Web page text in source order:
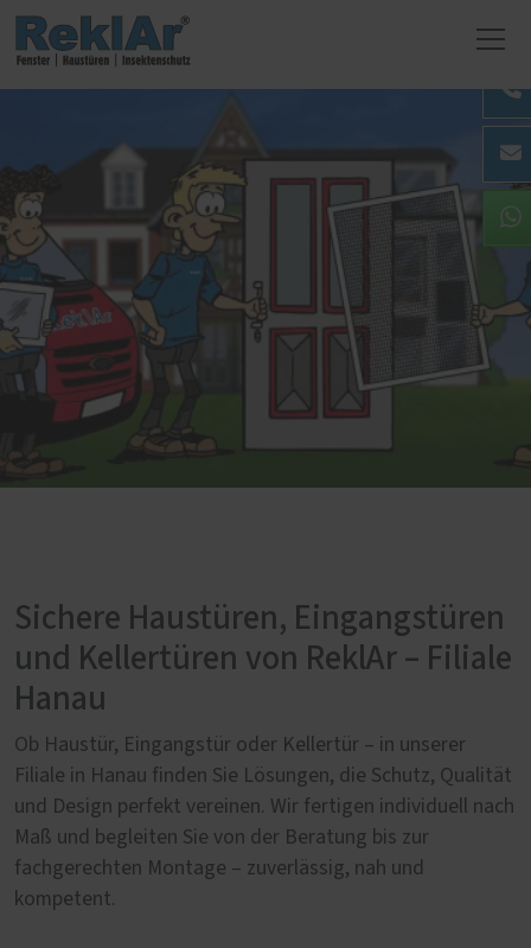
Sichere Haustüren, Eingangstüren
und Kellertüren von ReklAr – Filiale
Hanau
Ob Haustür, Eingangstür oder Kellertür – in unserer
Filiale in Hanau finden Sie Lösungen, die Schutz, Qualität
und Design perfekt vereinen. Wir fertigen individuell nach
Maß und begleiten Sie von der Beratung bis zur
fachgerechten Montage – zuverlässig, nah und
kompetent.